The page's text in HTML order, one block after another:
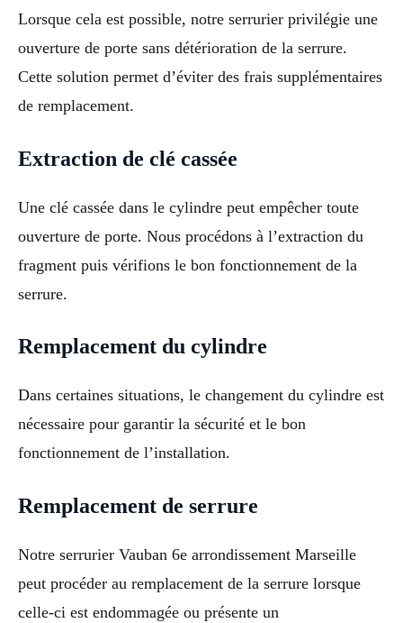
Lorsque cela est possible, notre serrurier privilégie une
ouverture de porte sans détérioration de la serrure.
Cette solution permet d’éviter des frais supplémentaires
de remplacement.
Extraction de clé cassée
Une clé cassée dans le cylindre peut empêcher toute
ouverture de porte. Nous procédons à l’extraction du
fragment puis vérifions le bon fonctionnement de la
serrure.
Remplacement du cylindre
Dans certaines situations, le changement du cylindre est
nécessaire pour garantir la sécurité et le bon
fonctionnement de l’installation.
Remplacement de serrure
Notre serrurier Vauban 6e arrondissement Marseille
peut procéder au remplacement de la serrure lorsque
celle-ci est endommagée ou présente un